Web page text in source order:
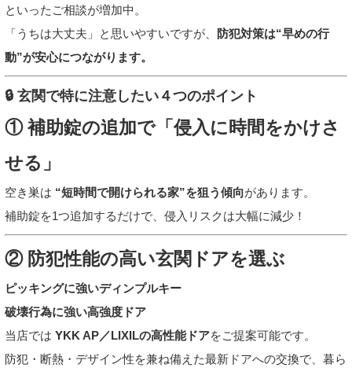
といったご相談が増加中。
「うちは大丈夫」と思いやすいですが、
防犯対策は“早めの行
動”が安心につながります。
🔒 玄関で特に注意したい４つのポイント
① 補助錠の追加で「侵入に時間をかけさ
せる」
空き巣は “短時間で開けられる家”を狙う傾向があります。
補助錠を1つ追加するだけで、侵入リスクは大幅に減少！
② 防犯性能の高い玄関ドアを選ぶ
ピッキングに強いディンプルキー
破壊行為に強い高強度ドア
当店では YKK AP／LIXILの高性能ドアをご提案可能です。
防犯・断熱・デザイン性を兼ね備えた最新ドアへの交換で、暮ら